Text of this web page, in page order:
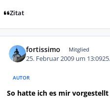
Zitat
fortissimo Mitglied
25. Februar 2009 um 13:09
AUTOR
So hatte ich es mir vorgestellt